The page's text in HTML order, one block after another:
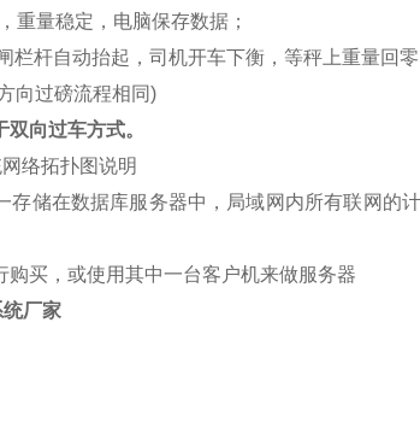
重量稳定，电脑保存数据；
栏杆自动抬起，司机开车下衡，等秤上重量回
向过磅流程相同)
向过车方式。
络拓扑图说明
存储在数据库服务器中，局域网内所有联网的
买，或使用其中一台客户机来做服务器
厂家